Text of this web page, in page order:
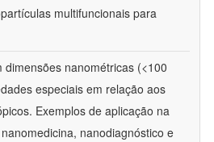
multifuncionais para
dimensões nanométricas (<100
especiais em relação aos
Exemplos de aplicação na
nanodiagnóstico e